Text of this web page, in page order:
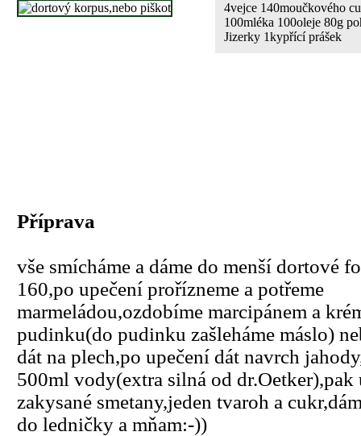
4vejce 140moučkového
100mléka 100oleje 80g
Jizerky 1kypřící prášek
Příprava
vše smícháme a dáme do menší dortové
160,po upečení prořízneme a potřeme
marmeládou,ozdobíme marcipánem a
pudinku(do pudinku zašleháme máslo)
dát na plech,po upečení dát navrch
500ml vody(extra silná od dr.Oetker),pak
zakysané smetany,jeden tvaroh a
do ledničky a mňam:-))